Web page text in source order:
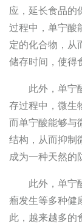
应，延长食品的
过程中，单宁酸
定的化合物，从
储存时间，使得
此外，单宁
存过程中，微生
而单宁酸能够与
结构，从而抑制
成为一种天然的
此外，单宁
瘤发生等多种健
此，越来越多的